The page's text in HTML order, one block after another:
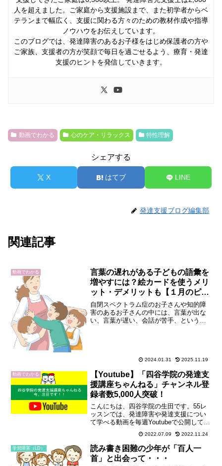
人を超えました。ご家庭から支援施設まで、また初学者からベ
テランまで幅広く、支援に関わる方々のための教材作成や指導
ノウハウをお伝えしています。
このブログでは、発達障害のあるお子様をはじめ保護者の方や
ご家族、支援者の方が笑顔で毎日を過ごせるよう、療育・発達
支援のヒントを発信していきます。
動画でわかる 心のケア・リラックス 特性理解
シェアする
X はてブ LINE
発達支援ブログ編集部
関連記事
動画でわかる
言葉の遅れがある子どもの語彙を
増やすには？絵カードを使うメリ
ット・デメリットも【１月のピッ
クアップ動画】
自閉スペクトラム症のお子さんや知的障
害のあるお子さんの中には、言葉が出な
い、言葉が遅い、会話が苦手、というよ
2024.01.31 2025.11.19
動画でわかる
【Youtube】「四谷学院の発達支
援講座ちゃんねる」チャンネル登
録者数5,000人突破！
こんにちは、四谷学院の生田です。55レ
ッスンでは、発達障害や発達支援につい
て学べる動画を毎週Youtubeで公開してい
ます。チャンネル開設から約２年、つい
に、チャンネル登録者数5,000人を突破し
ました！本チャンネルでは、みなさまか
らよくい...
2022.07.09 2022.11.24
学習障害（LD）
読み書き困難の少年が「百人一
首」と出会って・・・